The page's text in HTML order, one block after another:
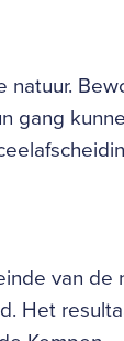
gang
van
Het